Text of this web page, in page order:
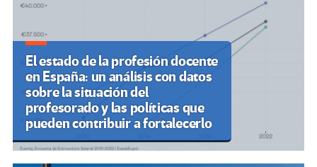
El estado de la profesión docente
en España: un análisis con datos
sobre la situación del
profesorado y las políticas que
pueden contribuir a fortalecerlo